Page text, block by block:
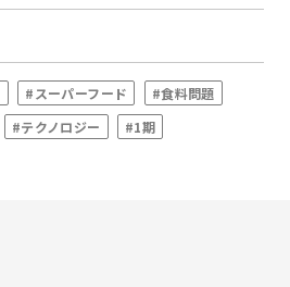
#スーパーフード
#食料問題
#テクノロジー #1期